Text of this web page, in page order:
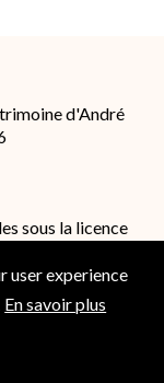
d'André
sous la licence
conditions
user experience
En savoir plus